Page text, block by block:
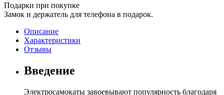
Подарки при покупке
Замок и держатель для телефона в подарок.
Описание
Характеристики
Отзывы
Введение
Электросамокаты завоевывают популярность благодаря